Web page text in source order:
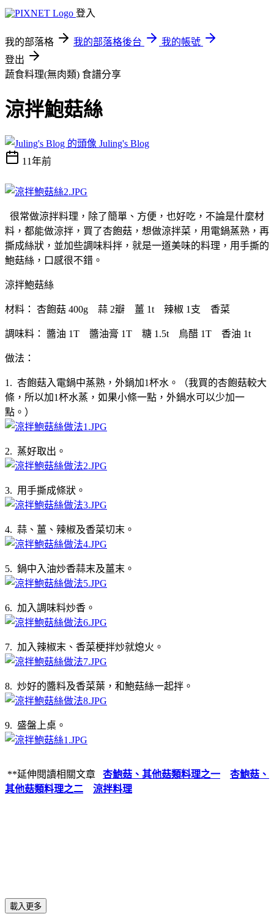
登入
我的部落格 我的部落格後台
我的帳號
登出
蔬食料理(無肉類) 食譜分享
涼拌鮑菇絲
Juling's Blog
11年前
很常做涼拌料理，除了簡單、方便，也好吃，不論是什麼材
料，都能做涼拌，買了杏飽菇，想做涼拌菜，用電鍋蒸熟，再
撕成絲狀，並加些調味料拌，就是一道美味的料理，用手撕的
鮑菇絲，口感很不錯。
涼拌鮑菇絲
材料： 杏飽菇 400g 蒜 2瓣 薑 1t 辣椒 1支 香菜
調味料： 醬油 1T 醬油膏 1T 糖 1.5t 烏醋 1T 香油 1t
做法：
1. 杏飽菇入電鍋中蒸熟，外鍋加1杯水。（我買的杏飽菇較大
條，所以加1杯水蒸，如果小條一點，外鍋水可以少加一
點。）
2. 蒸好取出。
3. 用手撕成條狀。
4. 蒜、薑、辣椒及香菜切末。
5. 鍋中入油炒香蒜末及薑末。
6. 加入調味料炒香。
7. 加入辣椒末、香菜梗拌炒就熄火。
8. 炒好的醬料及香菜葉，和鮑菇絲一起拌。
9. 盛盤上桌。
**延伸閱讀相關文章 杏鮑菇、其他菇類料理之一
杏鮑菇、
其他菇類料理之二
涼拌料理
載入更多